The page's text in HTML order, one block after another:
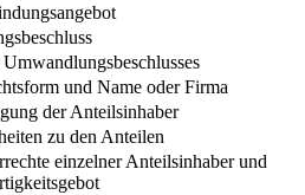
und Name oder Firma
der Anteilsinhaber
zu den Anteilen
einzelner Anteilsinhaber und